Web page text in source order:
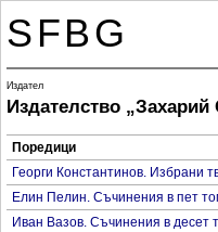
SFBG
Издател
Издателство „Захарий
Поредици
Георги Константинов. Избрани
Елин Пелин. Съчинения в пет
Иван Вазов. Съчинения в десет